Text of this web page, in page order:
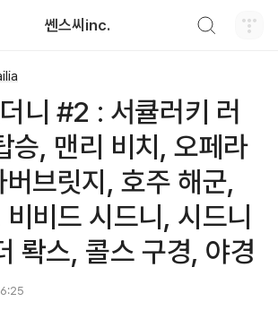
쎈스씨inc.
니 #2 : 서큘러키 러
승, 맨리 비치, 오페라
브릿지, 호주 해군,
비드 시드니, 시드니
롹스, 콜스 구경, 야경